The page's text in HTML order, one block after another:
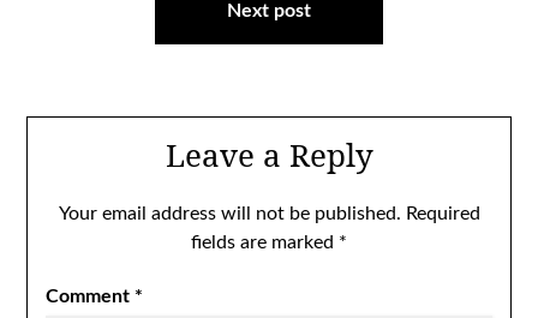
Next post
Leave a Reply
Your email address will not be published. Required
fields are marked *
Comment *